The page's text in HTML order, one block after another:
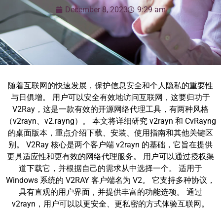
December 8, 2023 9:29 am
随着互联网的快速发展，保护信息安全和个人隐私的重要性
与日俱增。 用户可以安全有效地访问互联网，这要归功于
V2Ray，这是一款有效的开源网络代理工具，有两种风格
（v2rayn、v2.rayng）。 本文将详细研究 v2rayn 和 CvRayng
的桌面版本，重点介绍下载、安装、使用指南和其他关键区
别。 V2Ray 核心是两个客户端 v2rayn 的基础，它旨在提供
更具适应性和更有效的网络代理服务。 用户可以通过授权渠
道下载它，并根据自己的需求从中选择一个。 适用于
Windows 系统的 V2RAY 客户端名为 V2。 它支持多种协议，
具有直观的用户界面，并提供丰富的功能选项。 通过
v2rayn，用户可以以更安全、更私密的方式体验互联网。